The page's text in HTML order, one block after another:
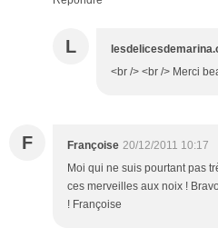
L
<br /> <br /> Merci
F Françoise 20/12/2011 10:17
Moi qui ne suis pourtant pas
ces merveilles aux noix !
! Françoise